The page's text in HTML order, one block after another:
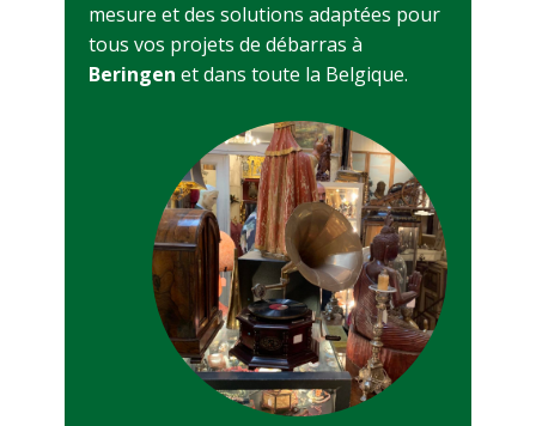
mesure et des solutions adaptées pour
tous vos projets de débarras à
Beringen et dans toute la Belgique.